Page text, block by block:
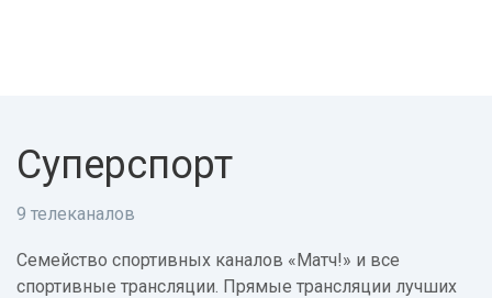
Суперспорт
9 телеканалов
Семейство спортивных каналов «Матч!» и все
спортивные трансляции. Прямые трансляции лучших